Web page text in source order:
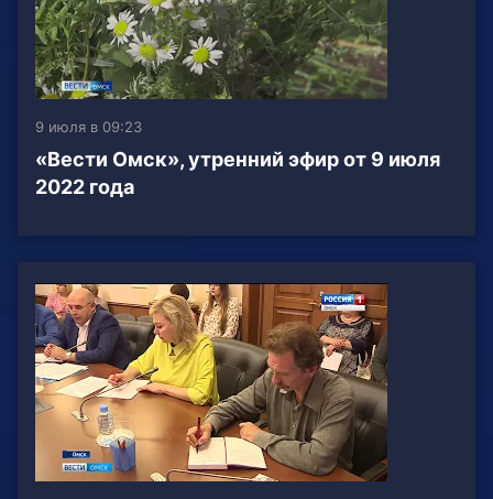
9 июля в 09:23
«Вести Омск», утренний эфир от 9 июля
2022 года